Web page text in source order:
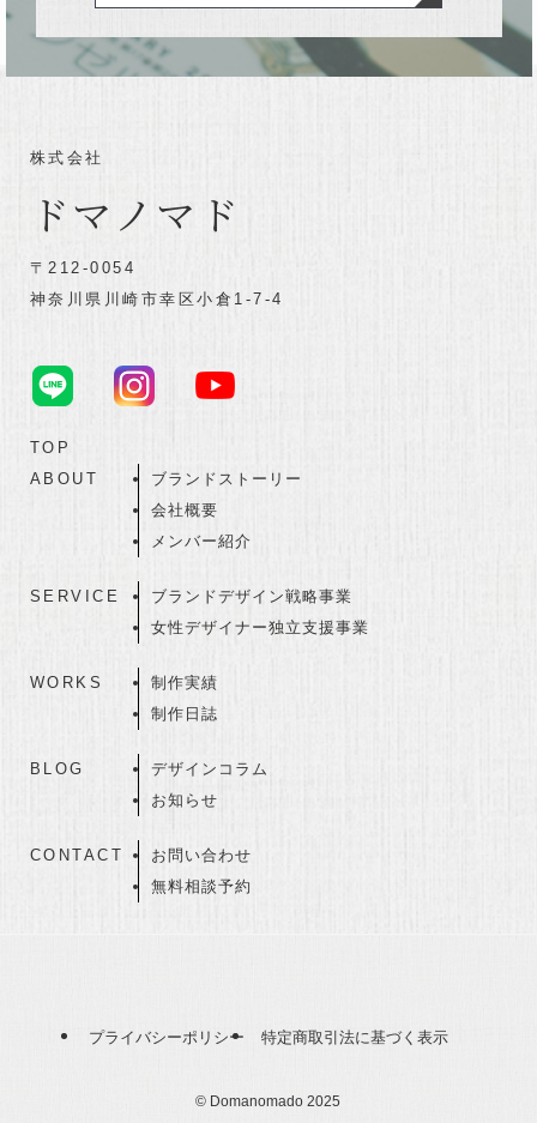
株式会社
ドマノマド
〒212-0054
神奈川県川崎市幸区小倉1-7-4
TOP
ABOUT
ブランドストーリー
会社概要
メンバー紹介
SERVICE
ブランドデザイン戦略事業
女性デザイナー独立支援事業
WORKS
制作実績
制作日誌
BLOG
デザインコラム
お知らせ
CONTACT
お問い合わせ
無料相談予約
プライバシーポリシー 特定商取引法に基づく表示
© Domanomado 2025